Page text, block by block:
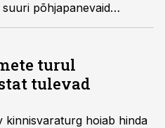
põhjapanevaid
ei ole veel
turul
tulevad
kinnisvaraturg hoiab hinda